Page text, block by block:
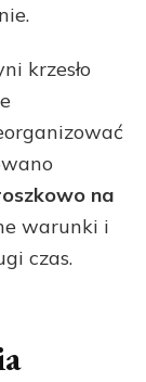
krzesło
na
warunki i
czas.